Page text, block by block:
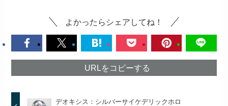
よかったらシェアしてね！
URLをコピーする
デオキシス：シルバーサイケデリックホロ